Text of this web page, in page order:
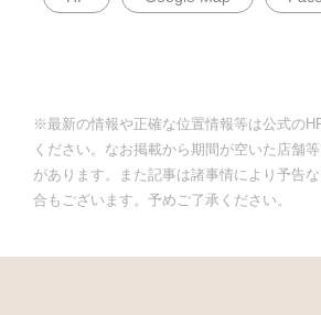
※最新の情報や正確な位置情報等は公式の
ください。なお掲載から期間が空いた店舗
があります。また記事は諸事情により予告
合もございます。予めご了承ください。